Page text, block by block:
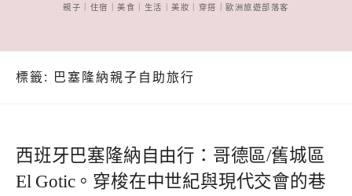
親子｜住宿｜美食｜生活｜美妝｜穿搭｜歐洲旅遊部落客
標籤: 巴塞隆納親子自助旅行
西班牙巴塞隆納自由行：哥德區/舊城區
El Gotic。穿梭在中世紀與現代交會的巷